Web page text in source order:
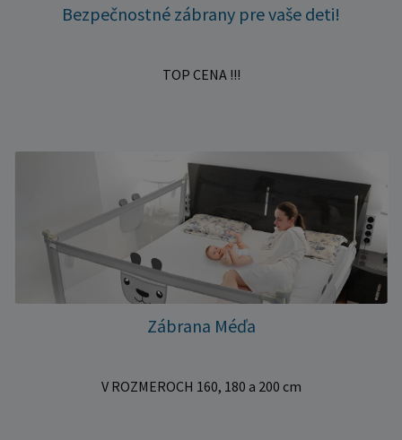
Bezpečnostné zábrany pre vaše deti!
TOP CENA !!!
Zábrana Méďa
V ROZMEROCH 160, 180 a 200 cm